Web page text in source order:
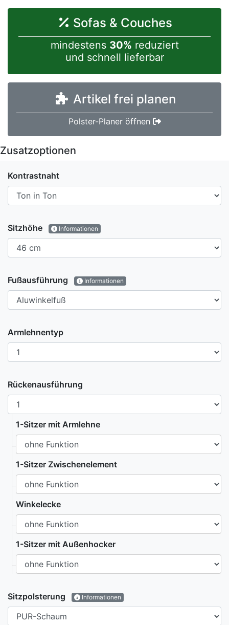
Sofas & Couches
mindestens 30% reduziert
und schnell lieferbar
Artikel frei planen
Polster-Planer öffnen
Zusatzoptionen
Kontrastnaht
Sitzhöhe Informationen
Fußausführung Informationen
Armlehnentyp
Rückenausführung
1-Sitzer mit Armlehne
1-Sitzer Zwischenelement
Winkelecke
1-Sitzer mit Außenhocker
Sitzpolsterung Informationen